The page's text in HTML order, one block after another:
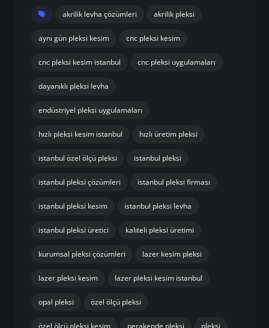
akrilik levha çözümleri akrilik pleksi
aynı gün pleksi kesim cnc pleksi kesim
cnc pleksi kesim istanbul cnc pleksi uygulamaları
dayanıklı pleksi levha
endüstriyel pleksi uygulamaları
hızlı pleksi kesim istanbul hızlı üretim pleksi
istanbul özel ölçü pleksi istanbul pleksi
istanbul pleksi çözümleri istanbul pleksi firması
istanbul pleksi kesim istanbul pleksi levha
istanbul pleksi üretici kaliteli pleksi üretimi
kurumsal pleksi çözümleri lazer kesim pleksi
lazer pleksi kesim lazer pleksi kesim istanbul
opal pleksi özel ölçü pleksi
özel ölçü pleksi kesim perakende pleksi pleksi